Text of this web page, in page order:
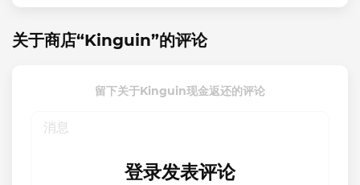
关于商店“Kinguin”的评论
留下关于Kinguin现金返还的评论
登录发表评论